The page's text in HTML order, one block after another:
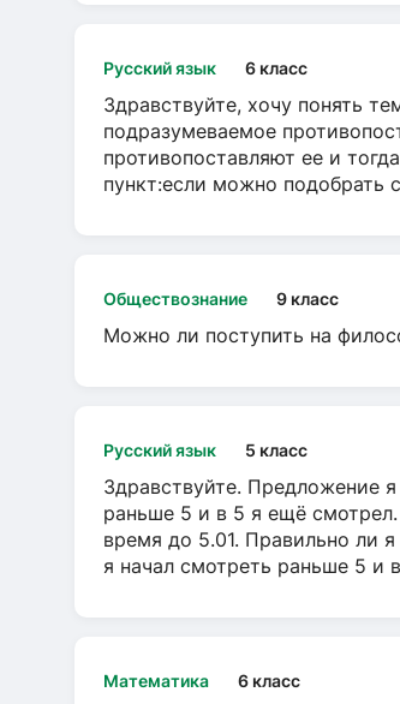
Русский язык 6 класс
Здравствуйте, хочу понять
подразумеваемое
противопоставляют ее и
пункт:если можно подобрать
Обществознание 9 класс
Можно ли поступить на
Русский язык 5 класс
Здравствуйте. Предложение
раньше 5 и в 5 я ещё
время до 5.01. Правильно ли
я начал смотреть раньше 5 и
Математика 6 класс